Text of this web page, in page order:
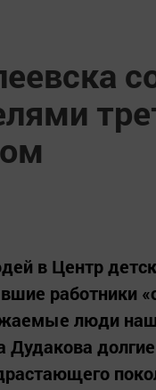
в Центр
работники
люди
Дудакова